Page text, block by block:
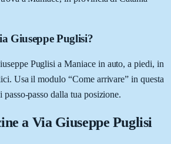
Giuseppe Puglisi?
Puglisi a Maniace in auto, a piedi, in
Usa il modulo “Come arrivare” in questa
passo dalla tua posizione.
a Via Giuseppe Puglisi